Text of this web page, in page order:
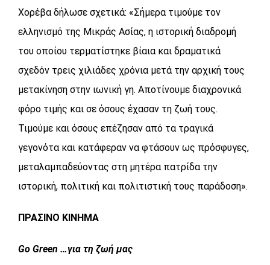
Χορέβα δήλωσε σχετικά: «Σήμερα τιμούμε τον
ελληνισμό της Μικράς Ασίας, η ιστορική διαδρομή
του οποίου τερματίστηκε βίαια και δραματικά
σχεδόν τρεις χιλιάδες χρόνια μετά την αρχική τους
μετακίνηση στην ιωνική γη. Αποτίνουμε διαχρονικά
φόρο τιμής και σε όσους έχασαν τη ζωή τους.
Τιμούμε και όσους επέζησαν από τα τραγικά
γεγονότα και κατάφεραν να φτάσουν ως πρόσφυγες,
μεταλαμπαδεύοντας στη μητέρα πατρίδα την
ιστορική, πολιτική και πολιτιστική τους παράδοση».
ΠΡΑΣΙΝΟ ΚΙΝΗΜΑ
Go Green …για τη ζωή μας